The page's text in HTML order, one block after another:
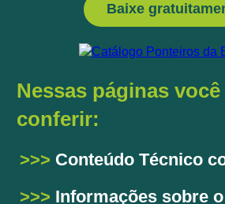
Baixe
Nessas páginas você
conferir:
>>> Conteúdo Técnico
>>> Informações sobre